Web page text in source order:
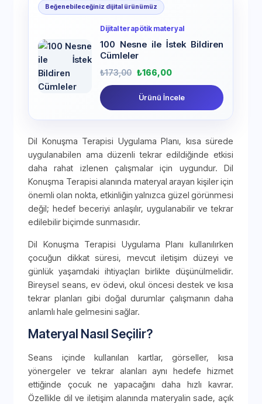
Beğenebileceğiniz dijital ürünümüz
Dijital terapötik materyal
100 Nesne ile İstek Bildiren
Cümleler
₺173,00 ₺166,00
Ürünü İncele
Dil Konuşma Terapisi Uygulama Planı, kısa sürede
uygulanabilen ama düzenli tekrar edildiğinde etkisi
daha rahat izlenen çalışmalar için uygundur. Dil
Konuşma Terapisi alanında materyal arayan kişiler için
önemli olan nokta, etkinliğin yalnızca güzel görünmesi
değil; hedef beceriyi anlaşılır, uygulanabilir ve tekrar
edilebilir biçimde sunmasıdır.
Dil Konuşma Terapisi Uygulama Planı kullanılırken
çocuğun dikkat süresi, mevcut iletişim düzeyi ve
günlük yaşamdaki ihtiyaçları birlikte düşünülmelidir.
Bireysel seans, ev ödevi, okul öncesi destek ve kısa
tekrar planları gibi doğal durumlar çalışmanın daha
anlamlı hale gelmesini sağlar.
Materyal Nasıl Seçilir?
Seans içinde kullanılan kartlar, görseller, kısa
yönergeler ve tekrar alanları aynı hedefe hizmet
ettiğinde çocuk ne yapacağını daha hızlı kavrar.
Özellikle dil ve iletişim alanında materyalin sade, açık